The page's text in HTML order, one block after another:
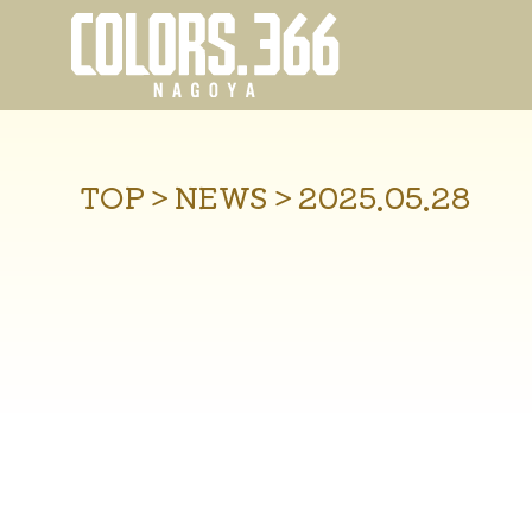
TOP＞NEWS ＞2025.05.28